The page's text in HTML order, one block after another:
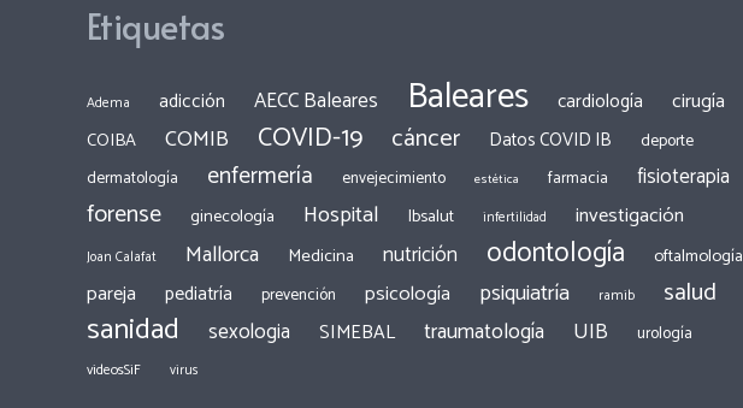
Etiquetas
Adema adicción AECC Baleares Baleares cardiología cirugía
COIBA COMIB COVID-19 cáncer Datos COVID IB
deporte
dermatología
enfermería envejecimiento estética farmacia fisioterapia
forense ginecología Hospital Ibsalut infertilidad investigación
Joan Calafat Mallorca Medicina nutrición odontología oftalmología
pareja pediatría prevención psicología psiquiatría ramib salud
sanidad sexologia SIMEBAL traumatología UIB urología
videosSiF virus